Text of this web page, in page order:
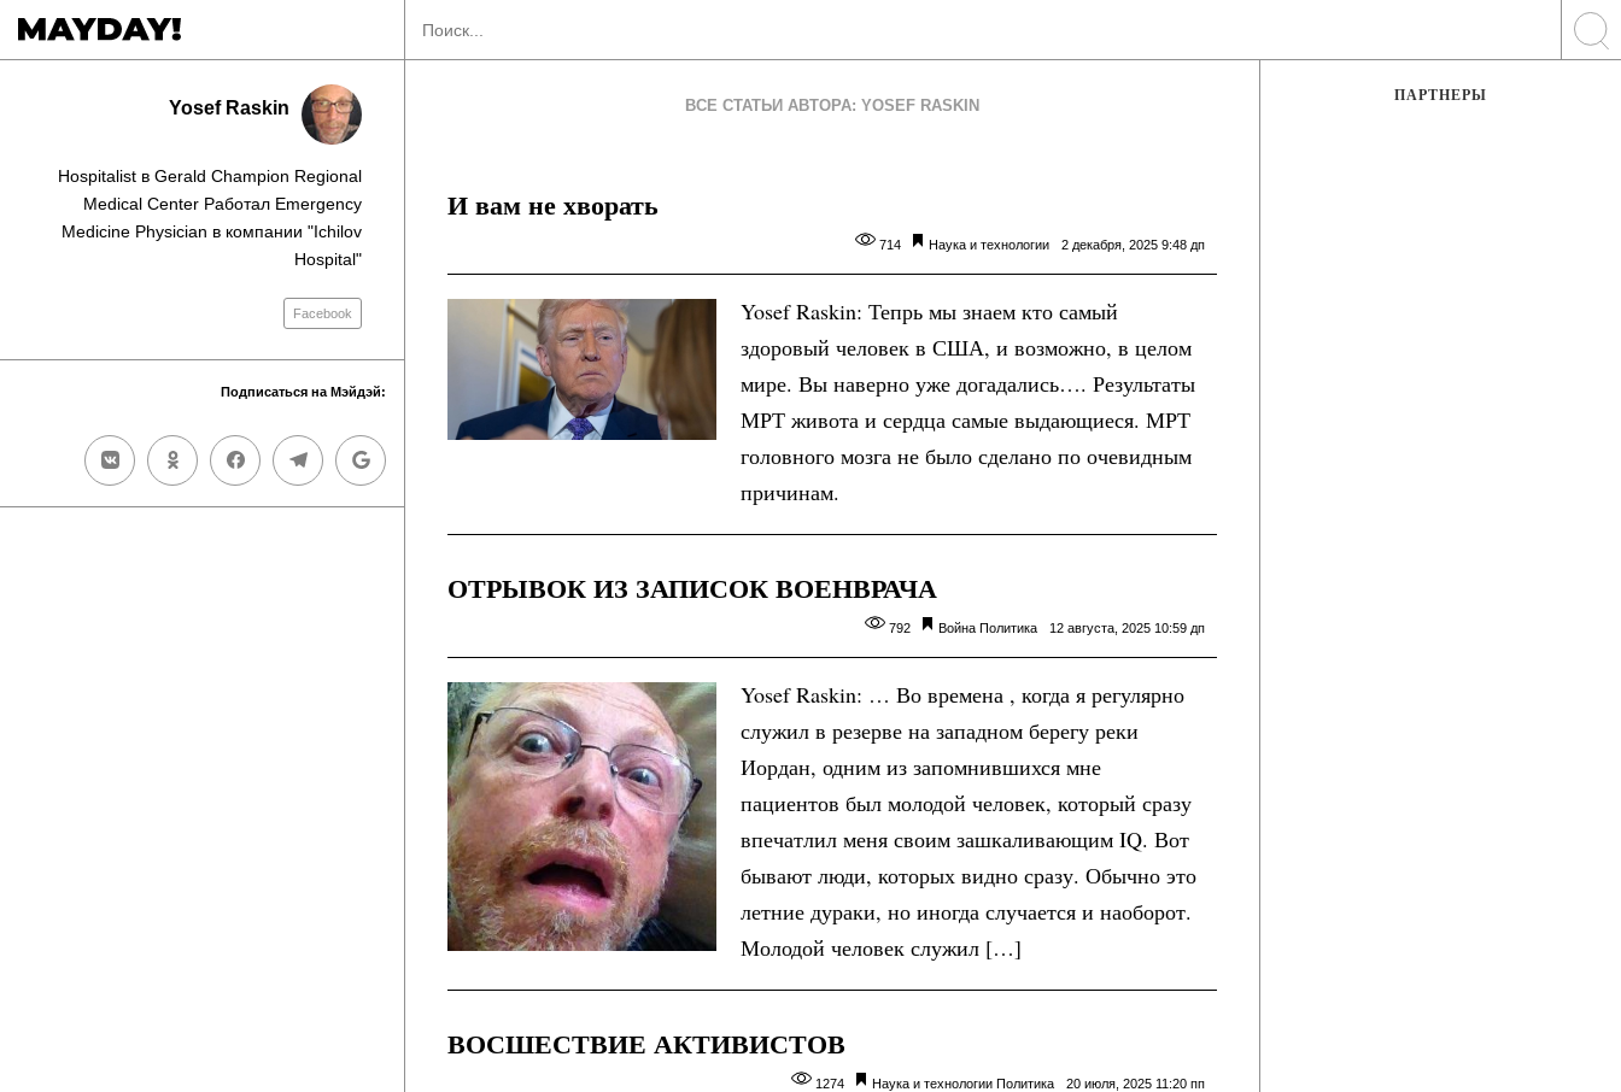
Yosef Raskin
Hospitalist в Gerald Champion Regional
Medical Center Работал Emergency
Medicine Physician в компании "Ichilov
Hospital"
Facebook
Подписаться на Мэйдэй:
ВСЕ СТАТЬИ АВТОРА: YOSEF RASKIN
И вам не хворать
2 декабря, 2025 9:48 дп
Наука и технологии
714
Yosef Raskin: Тепрь мы знаем кто самый
здоровый человек в США, и возможно, в целом
мире. Вы наверно уже догадались…. Результаты
МРТ живота и сердца самые выдающиеся. МРТ
головного мозга не было сделано по очевидным
причинам.
ОТРЫВОК ИЗ ЗАПИСОК ВОЕНВРАЧА
12 августа, 2025 10:59 дп
Война Политика
792
Yosef Raskin: … Во времена , когда я регулярно
служил в резерве на западном берегу реки
Иордан, одним из запомнившихся мне
пациентов был молодой человек, который сразу
впечатлил меня своим зашкаливающим IQ. Вот
бывают люди, которых видно сразу. Обычно это
летние дураки, но иногда случается и наоборот.
Молодой человек служил […]
ВОСШЕСТВИЕ АКТИВИСТОВ
20 июля, 2025 11:20 пп
Наука и технологии Политика
1274
ПАРТНЕРЫ